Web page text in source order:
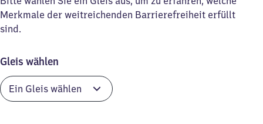
Merkmale der weitreichenden Barrierefreiheit erfüllt
sind.
Gleis wählen